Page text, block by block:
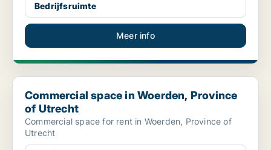
Bedrijfsruimte
Meer info
Commercial space in Woerden, Province of Utrecht
Commercial space in Woerden, Province
of Utrecht
Commercial space for rent in Woerden, Province of
Utrecht